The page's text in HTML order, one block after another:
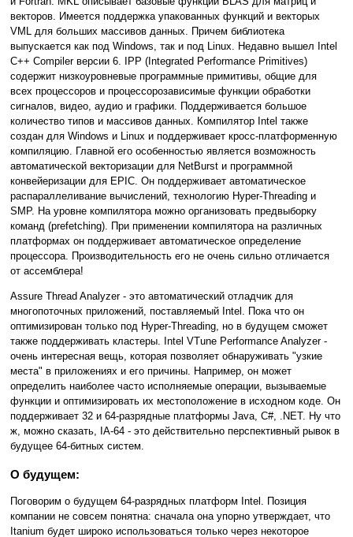
векторов. Имеется поддержка упакованных функций и векторых
VML для больших массивов данных. Причем библиотека
выпускается как под Windows, так и под Linux. Недавно вышел Intel
C++ Compiler версии 6. IPP (Integrated Performance Primitives)
содержит низкоуровневые программные примитивы, общие для
всех процессоров и процессорозависимые функции обработки
сигналов, видео, аудио и графики. Поддерживается большое
количество типов и массивов данных. Компилятор Intel также
создан для Windows и Linux и поддерживает кросс-платформенную
компиляцию. Главной его особенностью является возможность
автоматической векторизации для NetBurst и программной
конвейеризации для EPIC. Он поддерживает автоматическое
распараллеливание вычислений, технологию Hyper-Threading и
SMP. На уровне компилятора можно организовать предвыборку
команд (prefetching). При применении компилятора на различных
платформах он поддерживает автоматическое определение
процессора. Производительность его не очень сильно отличается
от ассемблера!
Assure Thread Analyzer - это автоматический отладчик для
многопоточных приложений, поставляемый Intel. Пока что он
оптимизирован только под Hyper-Threading, но в будущем сможет
также поддерживать кластеры. Intel VTune Performance Analyzer -
очень интересная вещь, которая позволяет обнаруживать "узкие
места" в приложениях и его причины. Например, он может
определить наиболее часто исполняемые операции, вызываемые
функции и оптимизировать их местоположение в исходном коде. Он
поддерживает 32 и 64-разрядные платформы Java, C#, .NET. Ну что
ж, можно сказать, IA-64 - это действительно перспективный рывок в
будущее 64-битных систем.
О будущем:
Поговорим о будущем 64-разрядных платформ Intel. Позиция
компании не совсем понятна: сначала она упорно утверждает, что
Itanium будет широко использоваться только через некоторое